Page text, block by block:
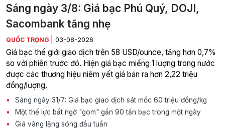
Sáng ngày 3/8: Giá bạc Phú Quý, DOJI,
Sacombank tăng nhẹ
QUỐC TRỌNG 03-08-2026
Giá bạc thế giới giao dịch trên 58 USD/ounce, tăng hơn 0,7%
so với phiên trước đó. Hiện giá bạc miếng 1 lượng trong nước
được các thương hiệu niêm yết giá bán ra hơn 2,22 triệu
đồng/lượng.
Sáng ngày 31/7: Giá bạc giao dịch sát mốc 60 triệu đồng/kg
Một thế lực bất ngờ "gom" gần 90 tấn bạc trong một ngày
Giá vàng lặng sóng đầu tuần